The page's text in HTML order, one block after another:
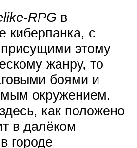
RPG в
киберпанка, с
этому
жанру, то
боями и
окружением.
как положено
в далёком
городе